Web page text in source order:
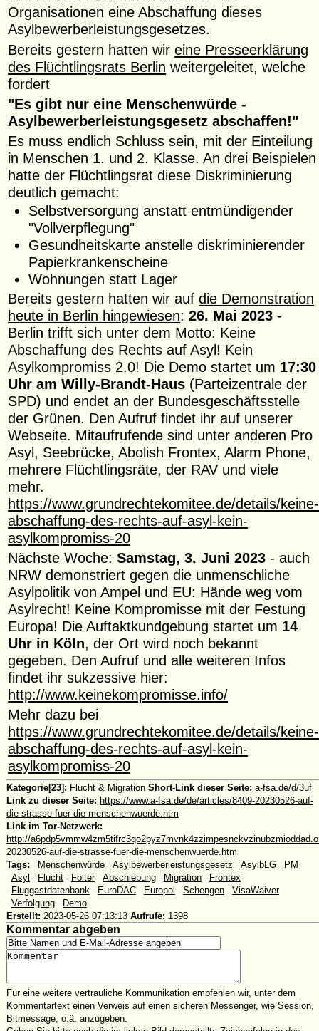
Organisationen eine Abschaffung dieses
Asylbewerberleistungsgesetzes.
Bereits gestern hatten wireine Presseerklärung
des Flüchtlingsrats Berlin weitergeleitet, welche
fordert
"Es gibt nur eine Menschenwürde -
Asylbewerberleistungsgesetz abschaffen!"
Es muss endlich Schluss sein, mit der Einteilung
in Menschen 1. und 2. Klasse. An drei Beispielen
hatte der Flüchtlingsrat diese Diskriminierung
deutlich gemacht:
Selbstversorgung anstatt entmündigender
"Vollverpflegung"
Gesundheitskarte anstelle diskriminierender
Papierkrankenscheine
Wohnungen statt Lager
Bereits gestern hatten wir aufdie Demonstration
heute in Berlin hingewiesen:26. Mai 2023 -
Berlin trifft sich unter dem Motto: Keine
Abschaffung des Rechts auf Asyl! Kein
Asylkompromiss 2.0! Die Demo startet um 17:30
Uhr am Willy-Brandt-Haus (Parteizentrale der
SPD) und endet an der Bundesgeschäftsstelle
der Grünen. Den Aufruf findet ihr auf unserer
Webseite. Mitaufrufende sind unter anderen Pro
Asyl, Seebrücke, Abolish Frontex, Alarm Phone,
mehrere Flüchtlingsräte, der RAV und viele
mehr.
https://www.grundrechtekomitee.de/details/keine-
abschaffung-des-rechts-auf-asyl-kein-
asylkompromiss-20
Nächste Woche:Samstag, 3. Juni 2023 - auch
NRW demonstriert gegen die unmenschliche
Asylpolitik von Ampel und EU: Hände weg vom
Asylrecht! Keine Kompromisse mit der Festung
Europa! Die Auftaktkundgebung startet um 14
Uhr in Köln, der Ort wird noch bekannt
gegeben. Den Aufruf und alle weiteren Infos
findet ihr sukzessive hier:
http://www.keinekompromisse.info/
Mehr dazu bei
https://www.grundrechtekomitee.de/details/keine-
abschaffung-des-rechts-auf-asyl-kein-
asylkompromiss-20
Kategorie[23]: Flucht & Migration Short-Link dieser Seite: a-fsa.de/d/3uf
Link zu dieser Seite: https://www.a-fsa.de/de/articles/8409-20230526-auf-
die-strasse-fuer-die-menschenwuerde.htm
Link im Tor-Netzwerk:
http://
20230526-auf-die-strasse-fuer-die-menschenwuerde.htm
Tags:
Menschenwürde Asylbewerberleistungsgesetz AsylbLG
PM
Asyl Flucht Folter Abschiebung Migration
Frontex
Fluggastdatenbank EuroDAC Europol Schengen
VisaWaiver
Verfolgung
Demo
Erstellt: 2023-05-26 07:13:13 Aufrufe: 1398
Kommentar abgeben
Für eine weitere vertrauliche Kommunikation empfehlen wir, unter dem
Kommentartext einen Verweis auf einen sicheren Messenger, wie Session,
Bitmessage, o.ä. anzugeben.